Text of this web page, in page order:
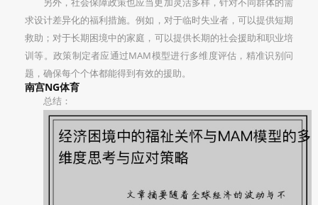
求设计差异化的福利措施。例如，对于临时失业者，可以提供短期
救助；对于长期困境中的家庭，可以提供长期的社会援助和职业培
训等。政策制定者应通过MAM模型进行多维度评估，精准识别问
题，确保每个个体都能得到有效的援助。
南宫NG体育
总结：